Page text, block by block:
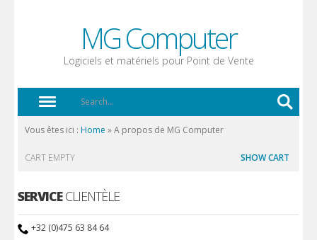
MG Computer
Logiciels et matériels pour Point de Vente
Vous êtes ici : Home »A propos de MG Computer
CART EMPTY SHOW CART
SERVICECLIENTÈLE
+32 (0)475 63 84 64